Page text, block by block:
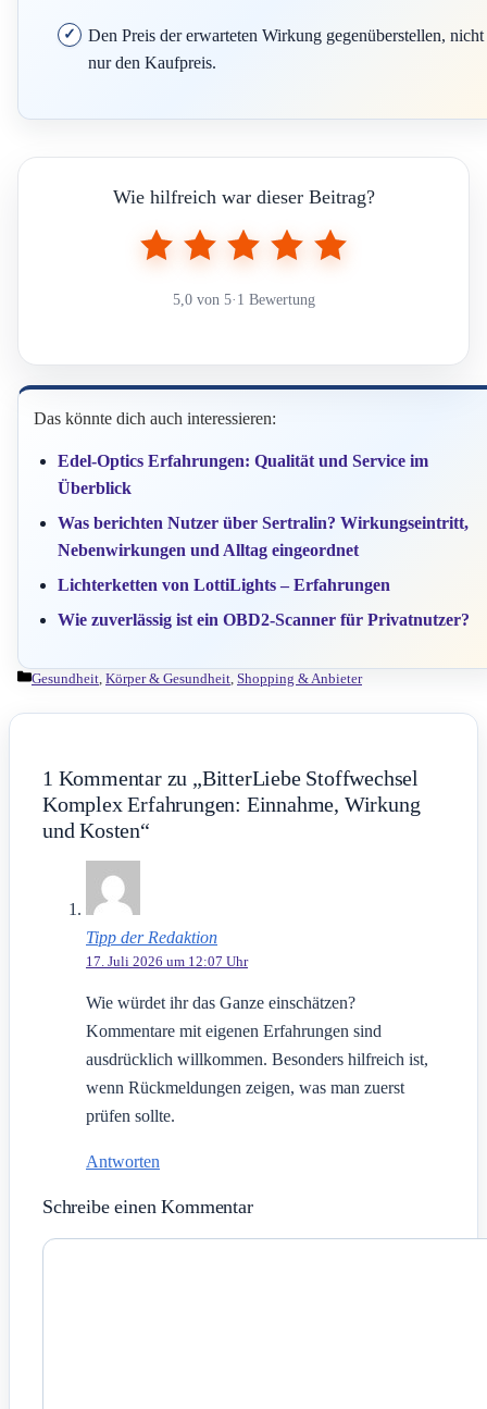
Den Preis der erwarteten Wirkung gegenüberstellen, nicht
nur den Kaufpreis.
Wie hilfreich war dieser Beitrag?
5,0 von 5· 1 Bewertung
Das könnte dich auch interessieren:
Edel-Optics Erfahrungen: Qualität und Service im
Überblick
Was berichten Nutzer über Sertralin? Wirkungseintritt,
Nebenwirkungen und Alltag eingeordnet
Lichterketten von LottiLights – Erfahrungen
Wie zuverlässig ist ein OBD2-Scanner für Privatnutzer?
Kategorien
Gesundheit, Körper & Gesundheit, Shopping & Anbieter
1 Kommentar zu „BitterLiebe Stoffwechsel
Komplex Erfahrungen: Einnahme, Wirkung
und Kosten“
Tipp der Redaktion
17. Juli 2026 um 12:07 Uhr
Wie würdet ihr das Ganze einschätzen?
Kommentare mit eigenen Erfahrungen sind
ausdrücklich willkommen. Besonders hilfreich ist,
wenn Rückmeldungen zeigen, was man zuerst
prüfen sollte.
Antworten
Schreibe einen Kommentar
Kommentar